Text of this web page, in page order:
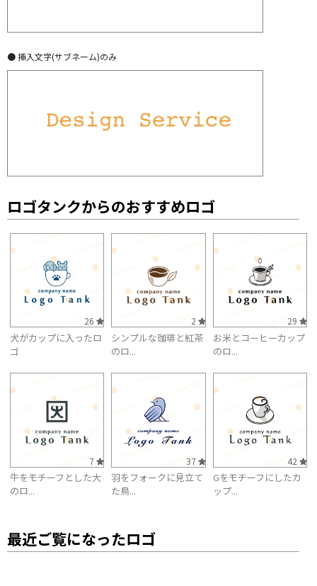
● 挿入文字(サブネーム)のみ
ロゴタンクからのおすすめロゴ
26
犬がカップに入ったロ
ゴ
2
シンプルな珈琲と紅茶
のロ...
29
お米とコーヒーカップ
のロ...
7
牛をモチーフとした大
のロ...
37
羽をフォークに見立て
た鳥...
42
Gをモチーフにしたカ
ップ...
最近ご覧になったロゴ